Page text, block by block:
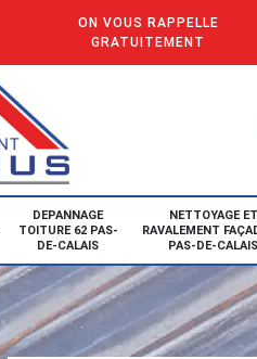
ON VOUS RAPPELLE
GRATUITEMENT
DEPANNAGE
TOITURE 62 PAS-
DE-CALAIS
NETTOYAGE ET
RAVALEMENT
PAS-DE-CALAIS